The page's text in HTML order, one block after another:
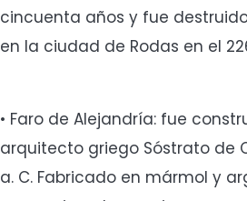
cincuenta años y fue
en la ciudad de Rodas en el
• Faro de Alejandría: fue
arquitecto griego Sóstrato de
a. C. Fabricado en mármol y